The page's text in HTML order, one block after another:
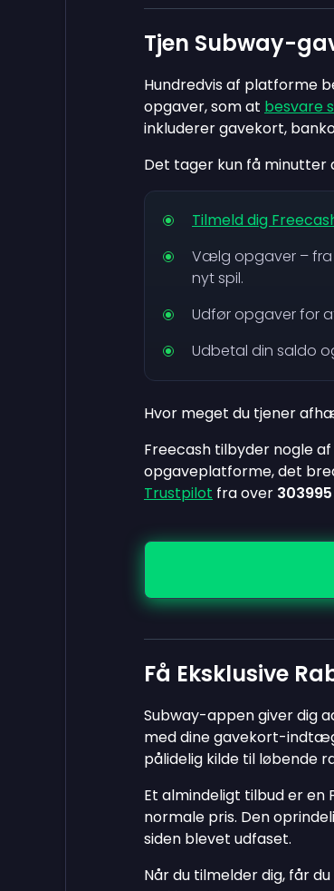
Tjen Subway-
Hundredvis af platforme
opgaver, som at besvare
inkluderer gavekort,
Det tager kun få minutter
Tilmeld dig
Vælg opgaver – fra
nyt spil.
Udfør opgaver for
Udbetal din saldo
Hvor meget du tjener
Freecash tilbyder nogle
opgaveplatforme, det
Trustpilot fra over 303995
Få Eksklusive
Subway-appen giver dig
med dine gavekort-
pålidelig kilde til løbende
Et almindeligt tilbud er en
normale pris. Den
siden blevet udfaset.
Når du tilmelder dig, får